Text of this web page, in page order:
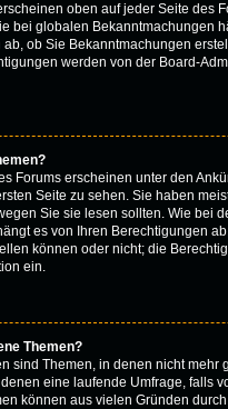
oben auf jeder Seite des
bei globalen Bekanntmachungen
ab, ob Sie Bekanntmachungen
werden von der Board-
Forums erscheinen unter den
Seite zu sehen. Sie haben
Sie sie lesen sollten. Wie bei
es von Ihren Berechtigungen
können oder nicht; die
ein.
Themen?
sind Themen, in denen nicht mehr
eine laufende Umfrage, falls
können aus vielen Gründen